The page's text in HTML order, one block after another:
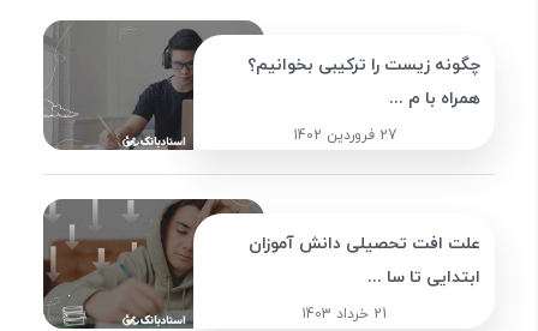
چگونه زیست را ترکیبی بخوانیم؟
همراه با م ...
27 فروردین 1402
علت افت تحصیلی دانش آموزان
ابتدایی تا سا ...
21 خرداد 1403